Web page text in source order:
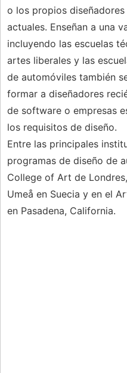
o los propios
actuales. Enseñan a una
incluyendo las escuelas
artes liberales y las
de automóviles también
formar a diseñadores
de software o empresas
los requisitos de diseño.
Entre las principales
programas de diseño de
College of Art de
Umeå en Suecia y en el
en Pasadena, California.